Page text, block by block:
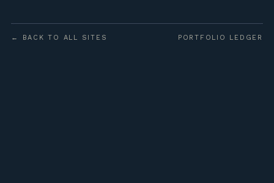
← BACK TO ALL SITES PORTFOLIO LEDGER